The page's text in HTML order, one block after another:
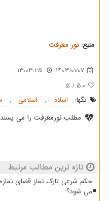
منبع:نور معرفت
1403/01/07
13:03:25
5.0
/
5
تگها:
اسلام , اسلامی ,
مطلب نورمعرفت را می
تازه ترین مطالب مرتبط
حکم شرعی تارک نماز قضای
می شود؟